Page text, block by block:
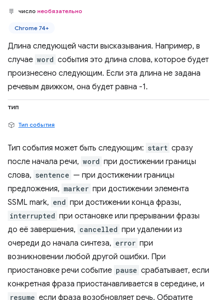
число необязательно
Chrome 74+
Длина следующей части высказывания. Например, в
случае word события это длина слова, которое будет
произнесено следующим. Если эта длина не задана
речевым движком, она будет равна -1.
тип
Тип события
Тип события может быть следующим: start сразу
после начала речи, word при достижении границы
слова, sentence — при достижении границы
предложения, marker при достижении элемента
SSML mark, end при достижении конца фразы,
interrupted при остановке или прерывании фразы
до её завершения, cancelled при удалении из
очереди до начала синтеза, error при
возникновении любой другой ошибки. При
приостановке речи событие pause срабатывает, если
конкретная фраза приостанавливается в середине, и
resume если фраза возобновляет речь. Обратите